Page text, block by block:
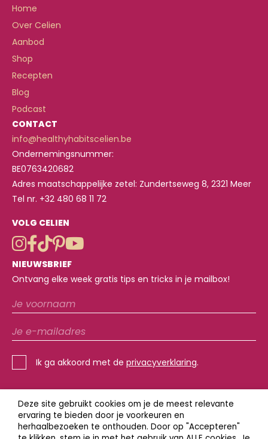
Home
Over Celien
Aanbod
Shop
Recepten
Blog
Podcast
CONTACT
info@healthyhabitscelien.be
Ondernemingsnummer:
BE0763420682
Adres maatschappelijke zetel: Zundertseweg 8, 2321 Meer
Tel nr. +32 480 68 11 72
VOLG CELIEN
NIEUWSBRIEF
Ontvang elke week gratis tips en tricks in je mailbox!
Ik ga akkoord met de privacyverklaring.
REVIEWPOLICY + AV
Deze site gebruikt cookies om je de meest relevante
ervaring te bieden door je voorkeuren en
herhaalbezoeken te onthouden. Door op "Accepteren"